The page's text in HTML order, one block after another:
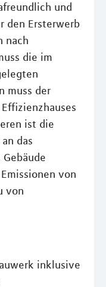
und
den Ersterwerb
nach
die im
muss der
ist die
das
von
von
inklusive